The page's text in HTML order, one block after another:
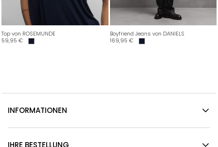
Top von ROSEMUNDE
59,95 €
Boyfriend Jeans von DANIELS
169,95 €
INFORMATIONEN
IHRE BESTELLUNG